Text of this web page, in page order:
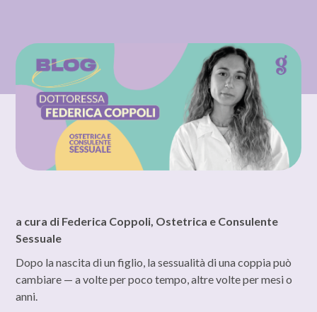
a cura di Federica Coppoli, Ostetrica e Consulente
Sessuale
Dopo la nascita di un figlio, la sessualità di una coppia può
cambiare — a volte per poco tempo, altre volte per mesi o
anni.